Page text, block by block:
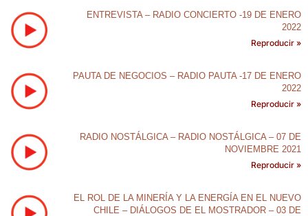
ENTREVISTA – RADIO CONCIERTO -19 DE ENERO
2022
Reproducir »
PAUTA DE NEGOCIOS – RADIO PAUTA -17 DE ENERO
2022
Reproducir »
RADIO NOSTÁLGICA – RADIO NOSTÁLGICA – 07 DE
NOVIEMBRE 2021
Reproducir »
EL ROL DE LA MINERÍA Y LA ENERGÍA EN EL NUEVO
CHILE – DIÁLOGOS DE EL MOSTRADOR – 03 DE